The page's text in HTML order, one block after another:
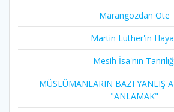
Marangozdan Öte
Martin Luther'in
Mesih İsa'nın
MÜSLÜMANLARIN BAZI YANLIŞ
"ANLAMAK"